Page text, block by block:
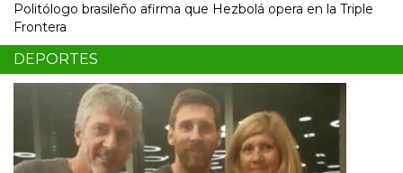
Politólogo brasileño afirma que Hezbolá opera en la Triple
Frontera
DEPORTES